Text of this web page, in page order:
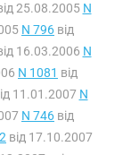
25.08.2005 N
N 796 від
16.03.2006 N
N 1081 від
11.01.2007 N
N 746 від
від 17.10.2007